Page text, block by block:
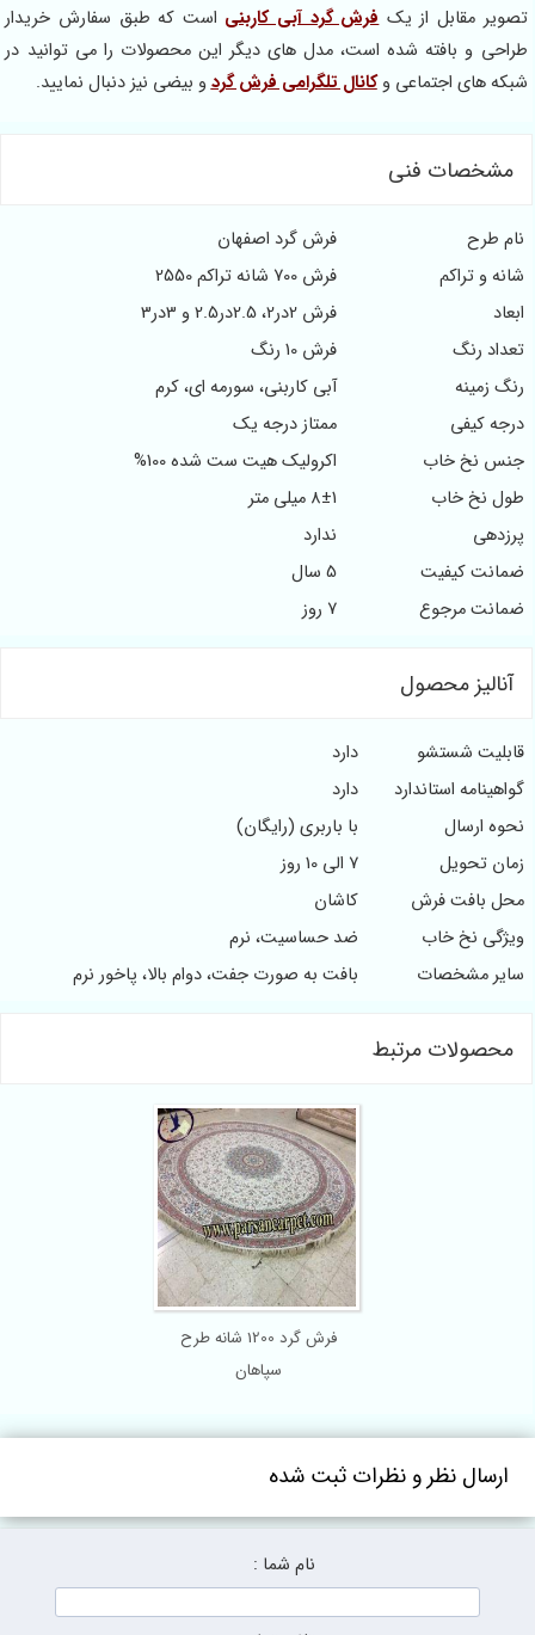
مقابل از یکفرش گرد آبی کاربنیاست که طبق سفارش خریدار
و بافته شده است، مدل های دیگر این محصولات را می توانید در
های اجتماعی و کانال تلگرامی فرش گردو بیضی نیز دنبال نمایید.
مشخصات فنی
طرح
فرش گرد اصفهان
و تراکم
فرش 700 شانه تراکم 2550
فرش 2در2، 2.5در2.5 و 3در3
رنگ
فرش 10 رنگ
زمینه
آبی کاربنی، سورمه ای، کرم
کیفی
ممتاز درجه یک
نخ خاب
اکرولیک هیت ست شده 100%
نخ خاب
8±1 میلی متر
ندارد
کیفیت
مرجوع
آنالیز محصول
شستشو
دارد
استاندارد
دارد
ارسال
با باربری (رایگان)
تحویل
بافت فرش
کاشان
نخ خاب
ضد حساسیت، نرم
مشخصات
بافت به صورت جفت، دوام بالا، پاخور نرم
محصولات مرتبط
فرش گرد 1200 شانه طرح
سپاهان
ارسال نظر و نظرات ثبت شده
نام شما :